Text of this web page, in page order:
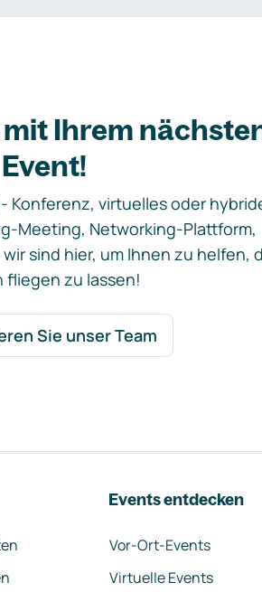
Ihrem
Event!
Konferenz, virtuelles oder
Meeting, Networking-Plattform,
sind hier, um Ihnen zu helfen,
fliegen zu lassen!
Sie unser Team
Events entdecken
Vor-Ort-Events
Virtuelle Events